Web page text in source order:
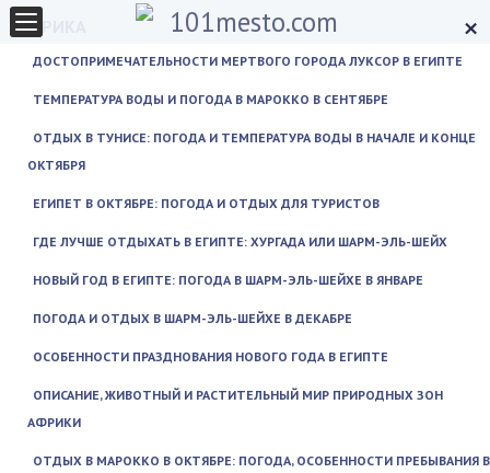
×
АФРИКА
ДОСТОПРИМЕЧАТЕЛЬНОСТИ МЕРТВОГО ГОРОДА ЛУКСОР В ЕГИПТЕ
ТЕМПЕРАТУРА ВОДЫ И ПОГОДА В МАРОККО В СЕНТЯБРЕ
ОТДЫХ В ТУНИСЕ: ПОГОДА И ТЕМПЕРАТУРА ВОДЫ В НАЧАЛЕ И КОНЦЕ
ОКТЯБРЯ
ЕГИПЕТ В ОКТЯБРЕ: ПОГОДА И ОТДЫХ ДЛЯ ТУРИСТОВ
ГДЕ ЛУЧШЕ ОТДЫХАТЬ В ЕГИПТЕ: ХУРГАДА ИЛИ ШАРМ-ЭЛЬ-ШЕЙХ
НОВЫЙ ГОД В ЕГИПТЕ: ПОГОДА В ШАРМ-ЭЛЬ-ШЕЙХЕ В ЯНВАРЕ
ПОГОДА И ОТДЫХ В ШАРМ-ЭЛЬ-ШЕЙХЕ В ДЕКАБРЕ
ОСОБЕННОСТИ ПРАЗДНОВАНИЯ НОВОГО ГОДА В ЕГИПТЕ
ОПИСАНИЕ, ЖИВОТНЫЙ И РАСТИТЕЛЬНЫЙ МИР ПРИРОДНЫХ ЗОН
АФРИКИ
ОТДЫХ В МАРОККО В ОКТЯБРЕ: ПОГОДА, ОСОБЕННОСТИ ПРЕБЫВАНИЯ В